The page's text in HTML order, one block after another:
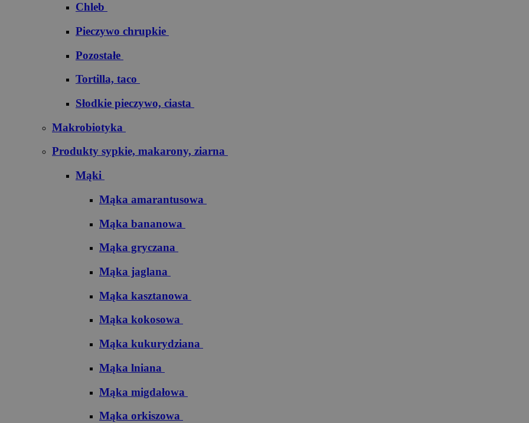
Chleb
Pieczywo chrupkie
Pozostałe
Tortilla, taco
Słodkie pieczywo, ciasta
Makrobiotyka
Produkty sypkie, makarony, ziarna
Mąki
Mąka amarantusowa
Mąka bananowa
Mąka gryczana
Mąka jaglana
Mąka kasztanowa
Mąka kokosowa
Mąka kukurydziana
Mąka lniana
Mąka migdałowa
Mąka orkiszowa